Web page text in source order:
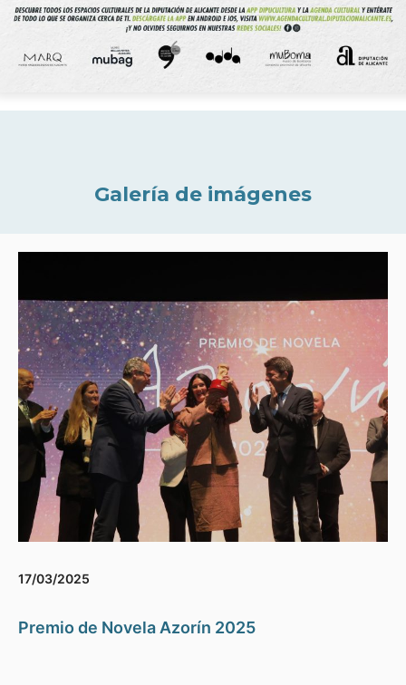
Galería de imágenes
17/03/2025
Premio de Novela Azorín 2025